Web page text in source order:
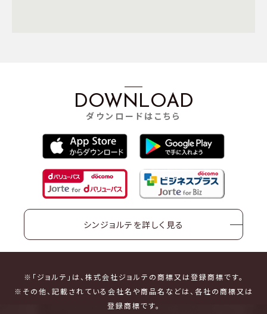
DOWNLOAD
ダウンロードはこちら
シンジョルテを詳しく見る
※「ジョルテ」は、株式会社ジョルテの商標又は登録商標です。
※その他、記載されている会社名や商品名などは、各社の商標又は
登録商標です。